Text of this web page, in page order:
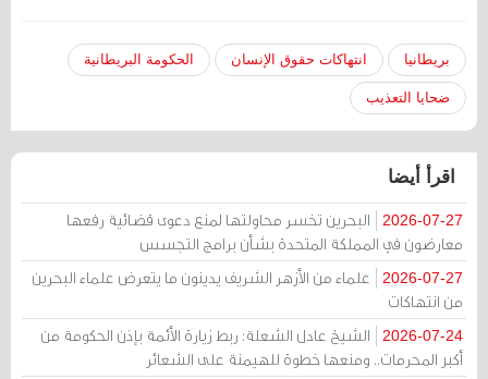
بريطانيا انتهاكات حقوق الإنسان الحكومة البريطانية
ضحايا التعذيب
اقرأ أيضا
2026-07-27
البحرين تخسر محاولتها لمنع دعوى قضائية رفعها
معارضون في المملكة المتحدة بشأن برامج التجسس
2026-07-27
علماء من الأزهر الشريف يدينون ما يتعرض علماء البحرين
من انتهاكات
2026-07-24
الشيخ عادل الشعلة: ربط زيارة الأئمة بإذن الحكومة من
أكبر المحرمات.. ومنعها خطوة للهيمنة على الشعائر